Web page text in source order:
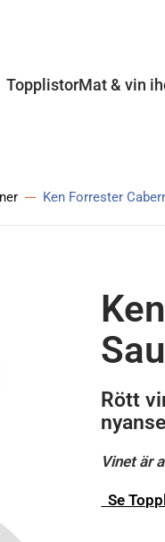
TopplistorMat & vin
Ken Forrester
Rött
Vinet är
Se